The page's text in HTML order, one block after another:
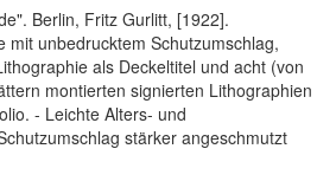
Berlin, Fritz Gurlitt, [1922].
mit unbedrucktem Schutzumschlag,
als Deckeltitel und acht (von
montierten signierten Lithographien
- Leichte Alters- und
stärker angeschmutzt